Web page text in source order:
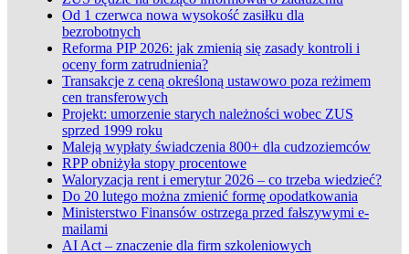
Od 1 czerwca nowa wysokość zasiłku dla
bezrobotnych
Reforma PIP 2026: jak zmienią się zasady kontroli i
oceny form zatrudnienia?
Transakcje z ceną określoną ustawowo poza reżimem
cen transferowych
Projekt: umorzenie starych należności wobec ZUS
sprzed 1999 roku
Maleją wypłaty świadczenia 800+ dla cudzoziemców
RPP obniżyła stopy procentowe
Waloryzacja rent i emerytur 2026 – co trzeba wiedzieć?
Do 20 lutego można zmienić formę opodatkowania
Ministerstwo Finansów ostrzega przed fałszywymi e-
mailami
AI Act – znaczenie dla firm szkoleniowych